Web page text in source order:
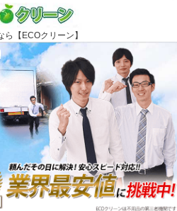
ら【ECOクリーン】